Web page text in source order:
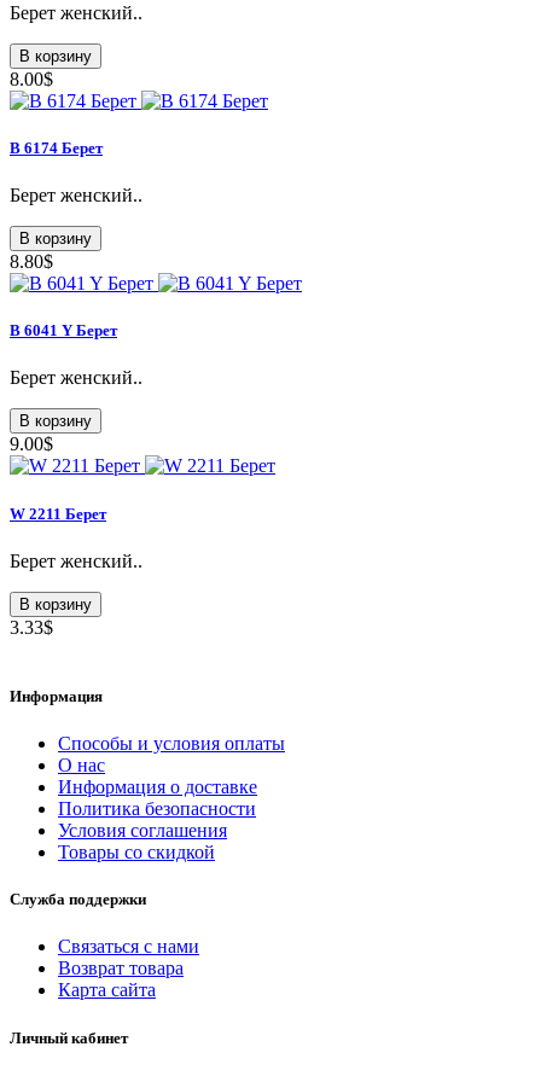
Берет женский..
В корзину
8.00$
B 6174 Берет
Берет женский..
В корзину
8.80$
B 6041 Y Берет
Берет женский..
В корзину
9.00$
W 2211 Берет
Берет женский..
В корзину
3.33$
Информация
Способы и условия оплаты
О нас
Информация о доставке
Политика безопасности
Условия соглашения
Товары со скидкой
Служба поддержки
Связаться с нами
Возврат товара
Карта сайта
Личный кабинет